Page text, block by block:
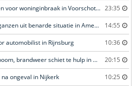
Grote inzet hulpdiensten voor woninginbraak in Voorschoten 23:35
Brandweer redt jonge ganzen uit benarde situatie in Amersfoort 14:55
automobilist in Rijnsburg 10:36
Kraai vast met poot in boom, brandweer schiet te hulp in Barneveld 20:15
ongeval in Nijkerk 10:25